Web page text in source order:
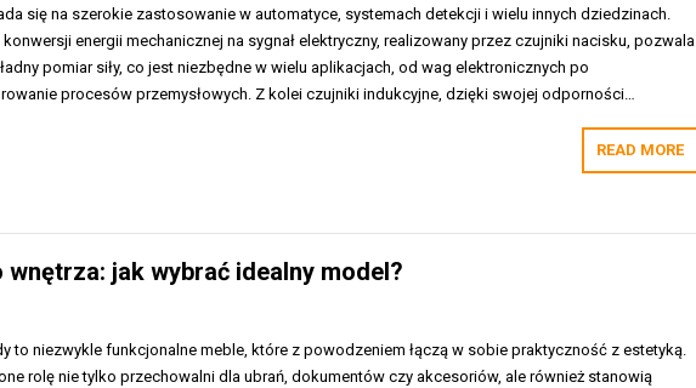
się na szerokie zastosowanie w automatyce, systemach detekcji i wielu innych dziedzinach.
konwersji energii mechanicznej na sygnał elektryczny, realizowany przez czujniki nacisku, pozwala
pomiar siły, co jest niezbędne w wielu aplikacjach, od wag elektronicznych po
procesów przemysłowych. Z kolei czujniki indukcyjne, dzięki swojej odporności…
READ MORE
jak wybrać idealny model?
to niezwykle funkcjonalne meble, które z powodzeniem łączą w sobie praktyczność z estetyką.
one rolę nie tylko przechowalni dla ubrań, dokumentów czy akcesoriów, ale również stanowią